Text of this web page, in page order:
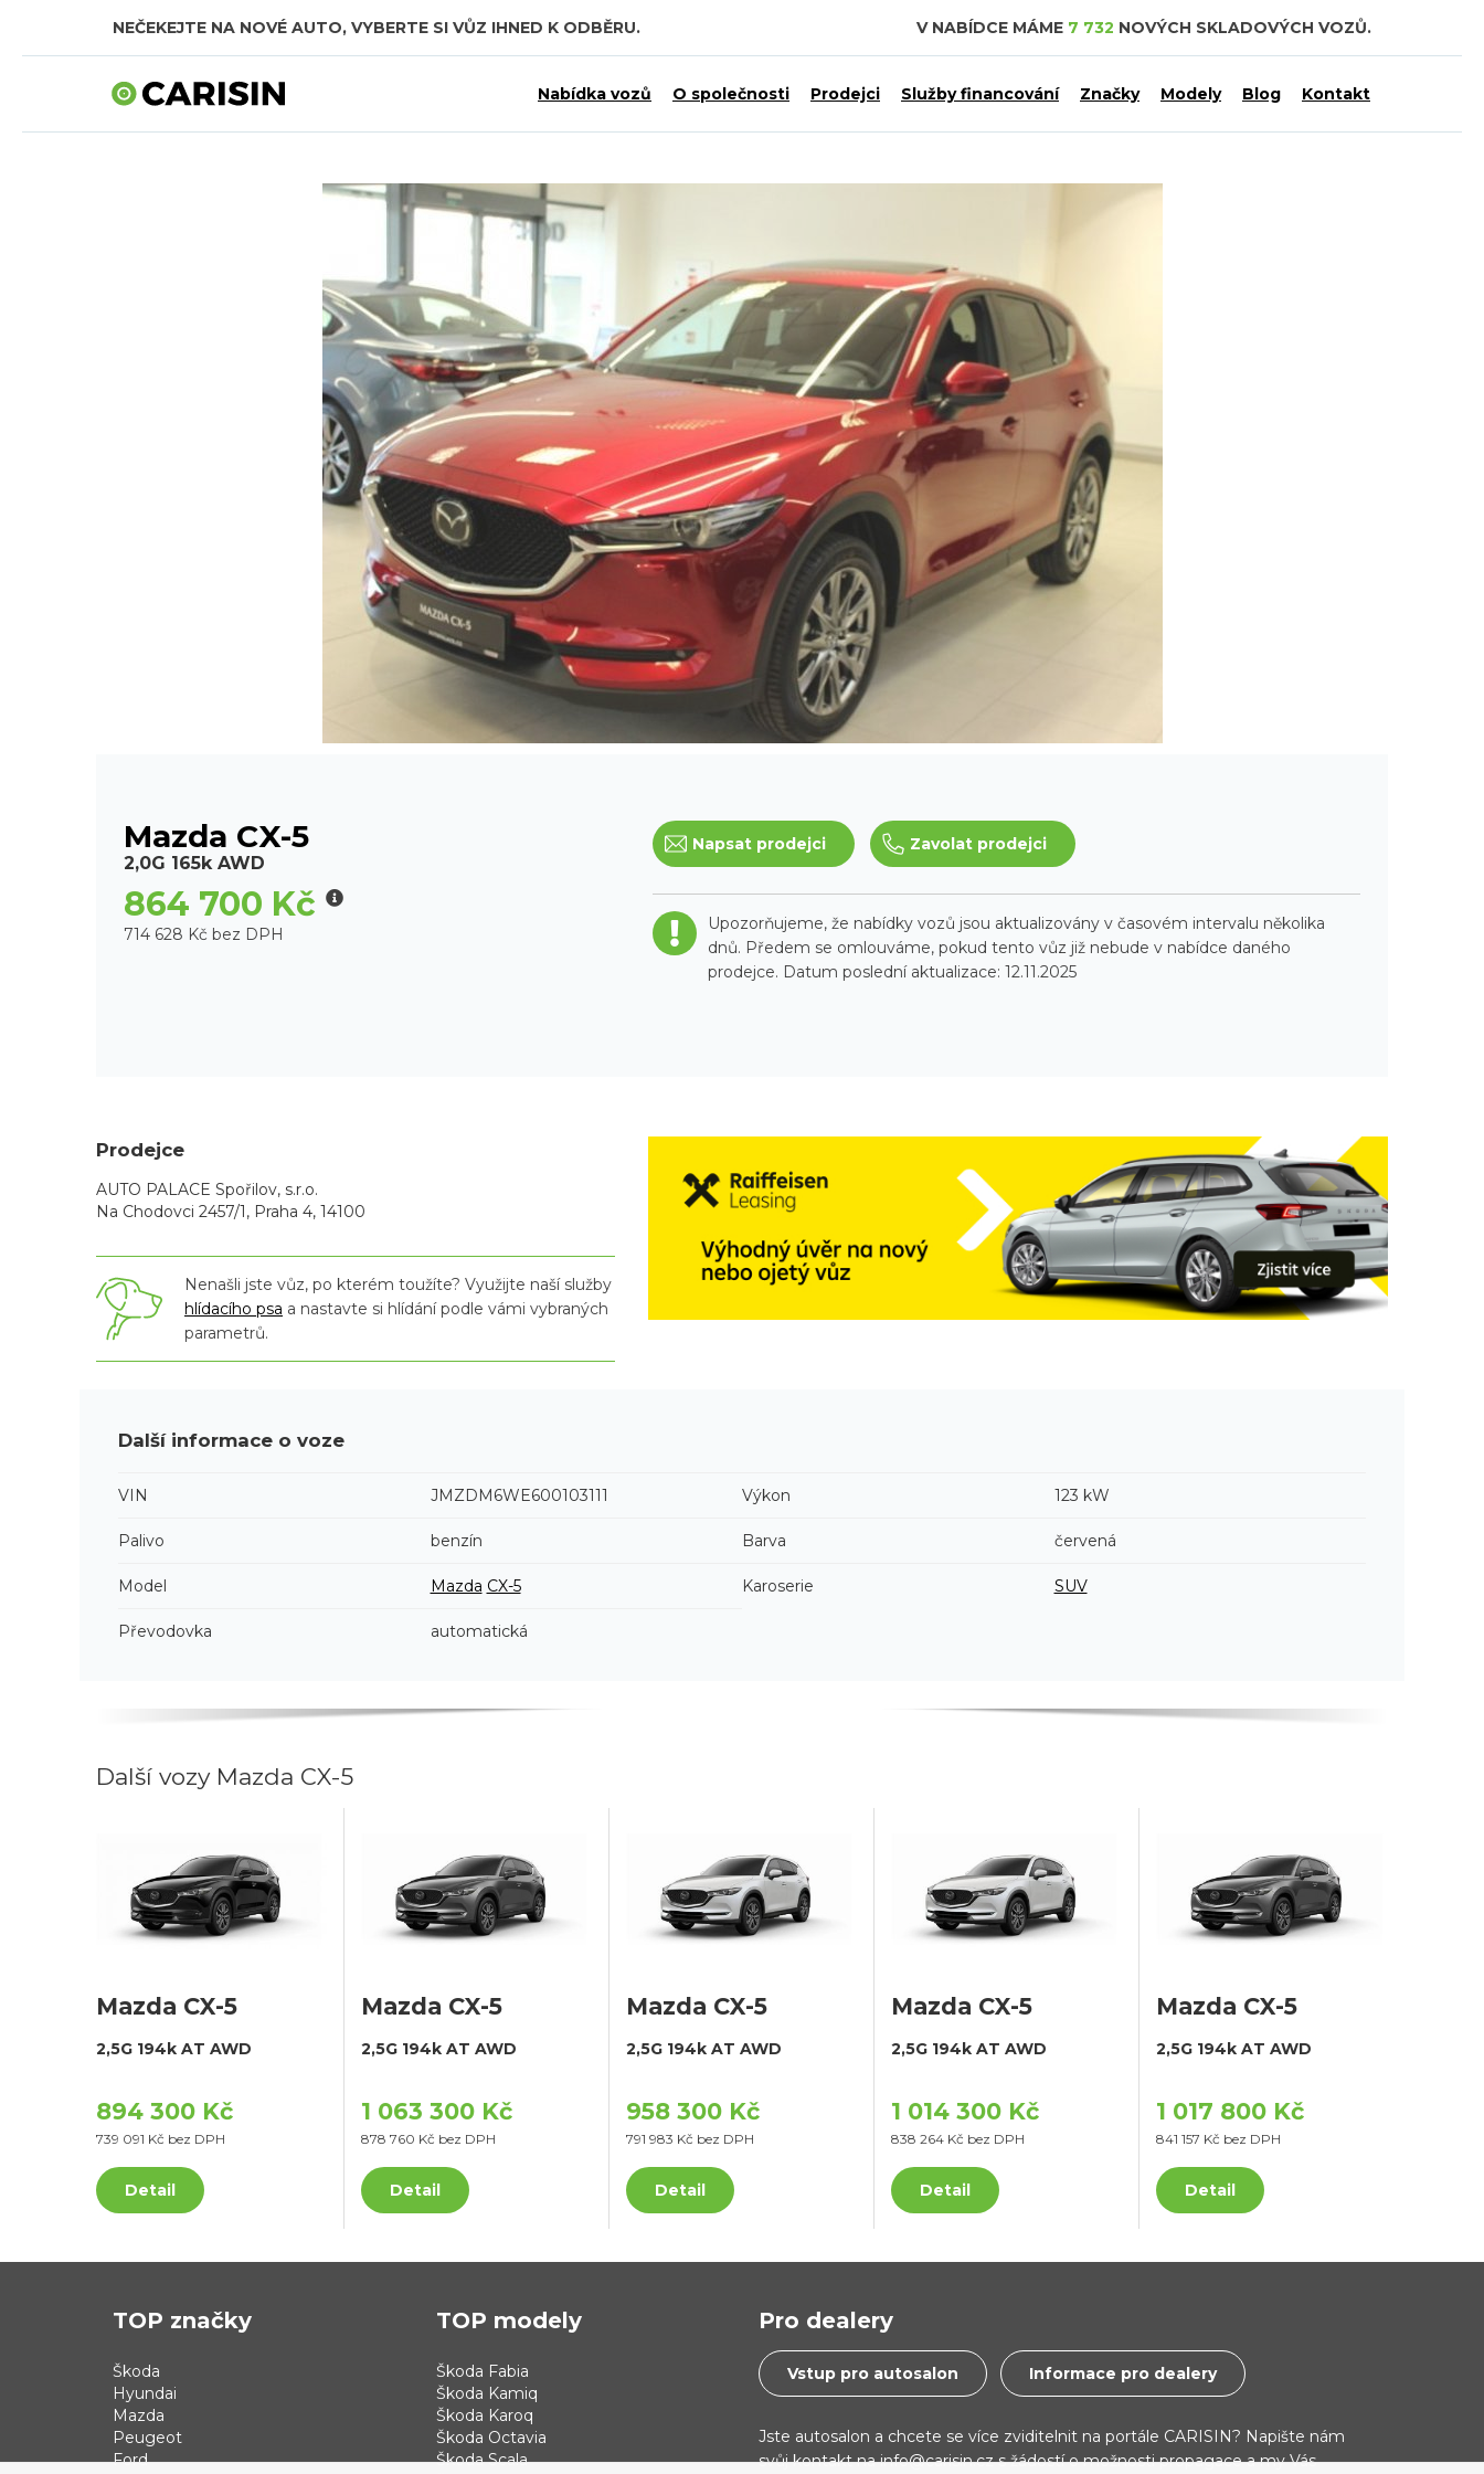
NEČEKEJTE NA NOVÉ AUTO, VYBERTE SI VŮZ IHNED K ODBĚRU. V NABÍDCE MÁME 7 732 NOVÝCH SKLADOVÝCH VOZŮ.
Nabídka vozů O společnosti Prodejci Služby financování Značky Modely Blog Kontakt
Mazda CX-5
2,0G 165k AWD
864 700 Kč
714 628 Kč bez DPH
Napsat prodejci Zavolat prodejci
Upozorňujeme, že nabídky vozů jsou aktualizovány v časovém intervalu několika
dnů. Předem se omlouváme, pokud tento vůz již nebude v nabídce daného
prodejce. Datum poslední aktualizace: 12.11.2025
Prodejce
AUTO PALACE Spořilov, s.r.o.
Na Chodovci 2457/1, Praha 4, 14100
Nenašli jste vůz, po kterém toužíte? Využijte naší služby
hlídacího psa a nastavte si hlídání podle vámi vybraných
parametrů.
Další informace o voze
VIN JMZDM6WE600103111 Výkon 123 kW
Palivo benzín Barva červená
Model Mazda CX-5 Karoserie SUV
Převodovka automatická
Další vozy Mazda CX-5
Mazda CX-5
2,5G 194k AT AWD
894 300 Kč
739 091 Kč bez DPH
Detail
Mazda CX-5
2,5G 194k AT AWD
1 063 300 Kč
878 760 Kč bez DPH
Detail
Mazda CX-5
2,5G 194k AT AWD
958 300 Kč
791 983 Kč bez DPH
Detail
Mazda CX-5
2,5G 194k AT AWD
1 014 300 Kč
838 264 Kč bez DPH
Detail
Mazda CX-5
2,5G 194k AT AWD
1 017 800 Kč
841 157 Kč bez DPH
Detail
TOP značky
Škoda
Hyundai
Mazda
Peugeot
Ford
TOP modely
Škoda Fabia
Škoda Kamiq
Škoda Karoq
Škoda Octavia
Škoda Scala
Pro dealery
Vstup pro autosalon Informace pro dealery
Jste autosalon a chcete se více zviditelnit na portále CARISIN? Napište nám
svůj kontakt na info@carisin.cz s žádostí o možnosti propagace a my Vás